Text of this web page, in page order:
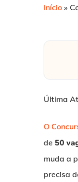
Início »
Última
O
de 50
muda a
precisa